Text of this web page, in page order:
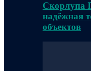
Скорлупа
надёжная
объектов